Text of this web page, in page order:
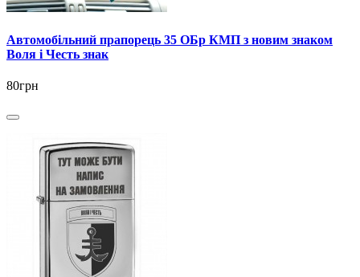
Автомобільний прапорець 35 ОБр КМП з новим знаком
Воля і Честь знак
80грн